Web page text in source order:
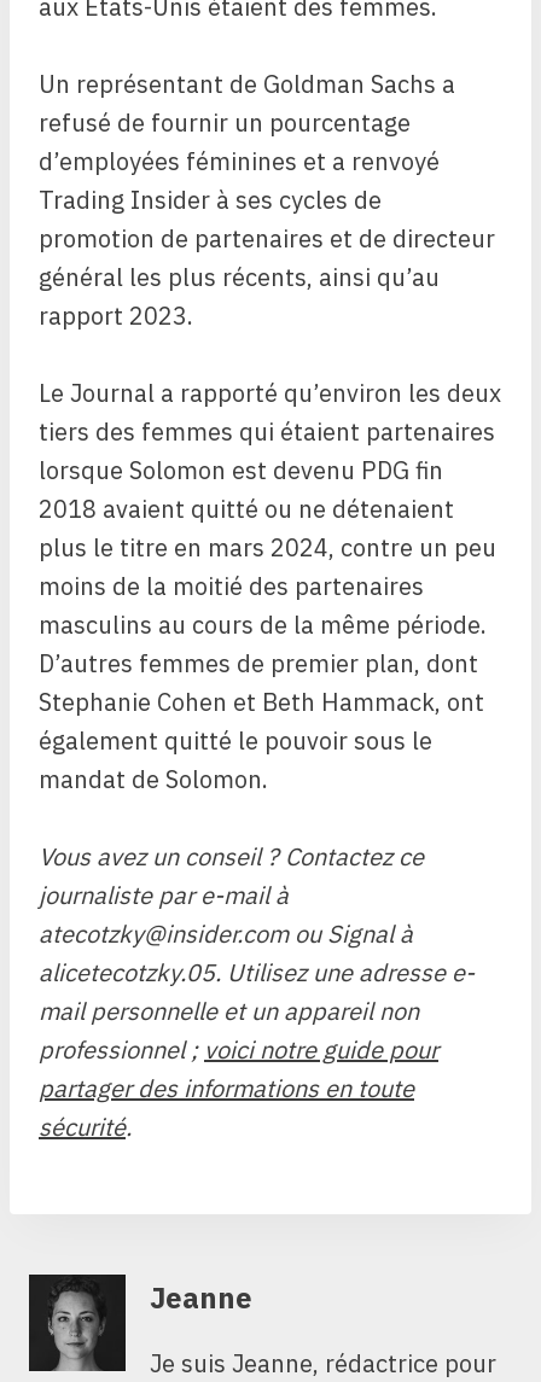
aux États-Unis étaient des femmes.
Un représentant de Goldman Sachs a
refusé de fournir un pourcentage
d’employées féminines et a renvoyé
Trading Insider à ses cycles de
promotion de partenaires et de directeur
général les plus récents, ainsi qu’au
rapport 2023.
Le Journal a rapporté qu’environ les deux
tiers des femmes qui étaient partenaires
lorsque Solomon est devenu PDG fin
2018 avaient quitté ou ne détenaient
plus le titre en mars 2024, contre un peu
moins de la moitié des partenaires
masculins au cours de la même période.
D’autres femmes de premier plan, dont
Stephanie Cohen et Beth Hammack, ont
également quitté le pouvoir sous le
mandat de Solomon.
Vous avez un conseil ? Contactez ce
journaliste par e-mail à
atecotzky@insider.comou Signal à
alicetecotzky.05. Utilisez une adresse e-
mail personnelle et un appareil non
professionnel ; voici notre guide pour
partager des informations en toute
sécurité.
Jeanne
Je suis Jeanne, rédactrice pour